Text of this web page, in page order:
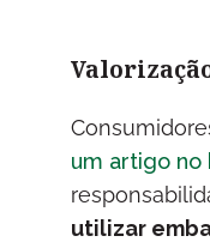
um artigo no
utilizar